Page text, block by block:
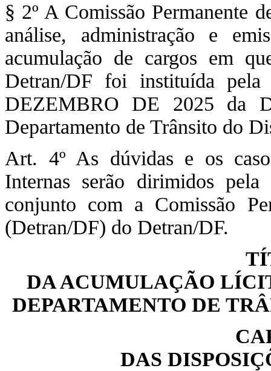
§ 2º A Comissão Permanente
análise, administração e
acumulação de cargos em
Detran/DF foi instituída
DEZEMBRO DE 2025 da
Departamento de Trânsito do
Art. 4º As dúvidas e os
Internas serão dirimidos
conjunto com a Comissão
(Detran/DF) do Detran/DF.
DA ACUMULAÇÃO
DEPARTAMENTO DE
DAS